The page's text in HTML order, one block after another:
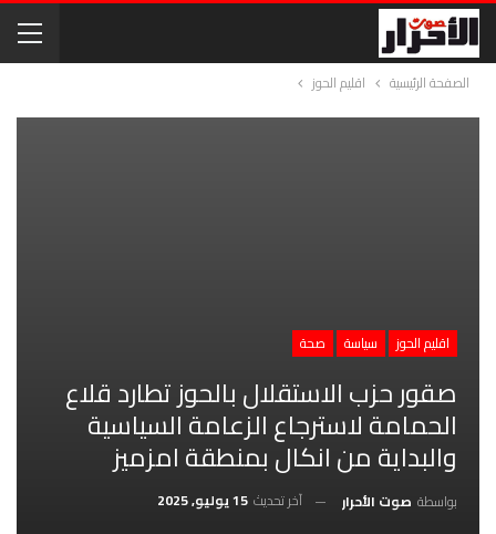
الصفحة الرئيسية اقليم الحوز
اقليم الحوز سياسة صحة
صقور حزب الاستقلال بالحوز تطارد قلاع
الحمامة لاسترجاع الزعامة السياسية
والبداية من انكال بمنطقة امزميز
بواسطة صوت الأحرار آخر تحديث 15 يوليو, 2025